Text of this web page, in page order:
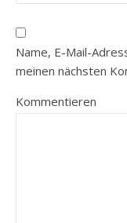
Name, E-Mail-
meinen nächsten
Kommentieren